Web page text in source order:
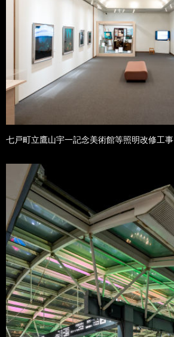
七戸町立鷹山宇一記念美術館等照明改修工事